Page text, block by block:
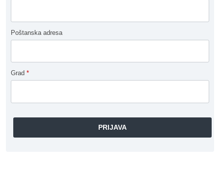
Poštanska adresa
Grad *